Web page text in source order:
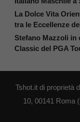
La Dolce Vita
tra le Eccellenze
Stefano Mazzoli in
Classic del PGA
Tshot.it di proprietà
10, 00141 Roma